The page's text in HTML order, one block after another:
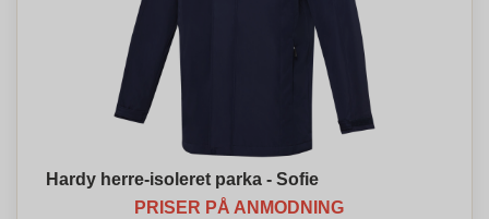
Hardy herre-isoleret parka - Sofie
PRISER PÅ ANMODNING